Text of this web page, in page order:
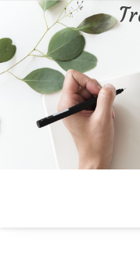
contenu